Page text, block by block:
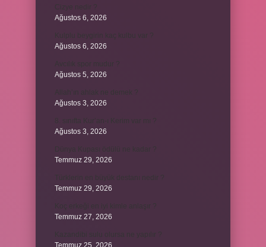
Ağustos 6, 2026
Kulplu beygirin kaç kulbu var ?
Ağustos 6, 2026
Avcılık spor mudur ?
Ağustos 5, 2026
Ağustos 3, 2026
Ağustos 3, 2026
Temmuz 29, 2026
Temmuz 29, 2026
Temmuz 27, 2026
Temmuz 25, 2026